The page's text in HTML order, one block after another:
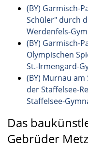
(BY) Garmisch-
Schüler" durch
Werdenfels-
(BY) Garmisch-
Olympischen
St.-Irmengard-
(BY) Murnau
der Staffelsee-
Staffelsee-
Das
Gebrüder